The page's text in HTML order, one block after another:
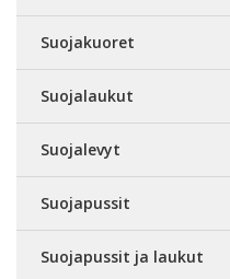
Suojakuoret
Suojalaukut
Suojalevyt
Suojapussit
Suojapussit ja laukut